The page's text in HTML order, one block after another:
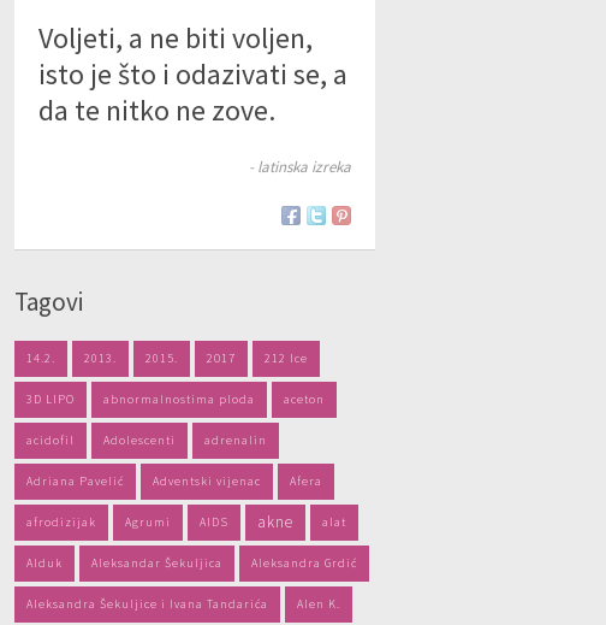
Voljeti, a ne biti voljen,
isto je što i odazivati se, a
da te nitko ne zove.
- latinska izreka
Tagovi
14.2. 2013. 2015. 2017 212 Ice
3D LIPO abnormalnostima ploda aceton
acidofil Adolescenti adrenalin
Adriana Pavelić Adventski vijenac Afera
afrodizijak Agrumi AIDS akne alat
Alduk Aleksandar Šekuljica Aleksandra Grdić
Aleksandra Šekuljice i Ivana Tandarića Alen K.